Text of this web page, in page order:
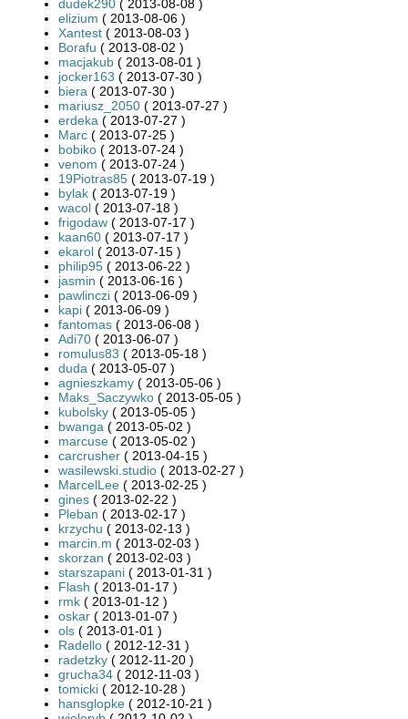
dudek290 ( 2013-08-08 )
elizium ( 2013-08-06 )
Xantest ( 2013-08-03 )
Borafu ( 2013-08-02 )
macjakub ( 2013-08-01 )
jocker163 ( 2013-07-30 )
biera ( 2013-07-30 )
mariusz_2050 ( 2013-07-27 )
erdeka ( 2013-07-27 )
Marc ( 2013-07-25 )
bobiko ( 2013-07-24 )
venom ( 2013-07-24 )
19Piotras85 ( 2013-07-19 )
bylak ( 2013-07-19 )
wacol ( 2013-07-18 )
frigodaw ( 2013-07-17 )
kaan60 ( 2013-07-17 )
ekarol ( 2013-07-15 )
philip95 ( 2013-06-22 )
jasmin ( 2013-06-16 )
pawlinczi ( 2013-06-09 )
kapi ( 2013-06-09 )
fantomas ( 2013-06-08 )
Adi70 ( 2013-06-07 )
romulus83 ( 2013-05-18 )
duda ( 2013-05-07 )
agnieszkamy ( 2013-05-06 )
Maks_Saczywko ( 2013-05-05 )
kubolsky ( 2013-05-05 )
bwanga ( 2013-05-02 )
marcuse ( 2013-05-02 )
carcrusher ( 2013-04-15 )
wasilewski.studio ( 2013-02-27 )
MarcelLee ( 2013-02-25 )
gines ( 2013-02-22 )
Pleban ( 2013-02-17 )
krzychu ( 2013-02-13 )
marcin.m ( 2013-02-03 )
skorzan ( 2013-02-03 )
starszapani ( 2013-01-31 )
Flash ( 2013-01-17 )
rmk ( 2013-01-12 )
oskar ( 2013-01-07 )
ols ( 2013-01-01 )
Radello ( 2012-12-31 )
radetzky ( 2012-11-20 )
grucha34 ( 2012-11-03 )
tomicki ( 2012-10-28 )
hansglopke ( 2012-10-21 )